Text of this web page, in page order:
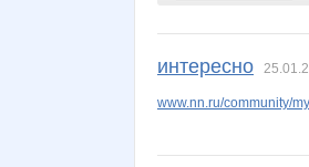
интересно
www.nn.ru/community/